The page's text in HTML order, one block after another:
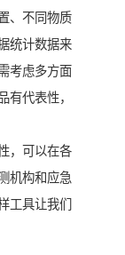
、不同物质
统计数据来
考虑多方面
有代表性，
，可以在各
机构和应急
工具让我们